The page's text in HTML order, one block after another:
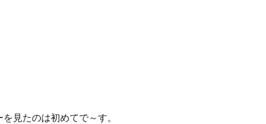
見たのは初めてで～す。